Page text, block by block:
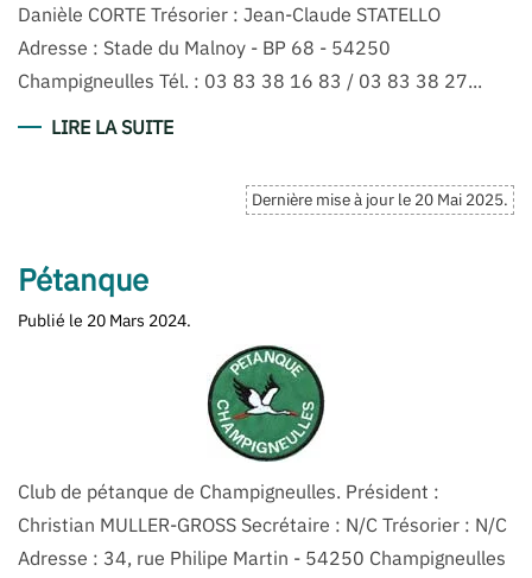
Danièle CORTE Trésorier : Jean-Claude STATELLO
Adresse : Stade du Malnoy - BP 68 - 54250
Champigneulles Tél. : 03 83 38 16 83 / 03 83 38 27...
LIRE LA SUITE
Dernière mise à jour le 20 Mai 2025.
Pétanque
Publié le 20 Mars 2024.
Club de pétanque de Champigneulles. Président :
Christian MULLER-GROSS Secrétaire : N/C Trésorier : N/C
Adresse : 34, rue Philipe Martin - 54250 Champigneulles